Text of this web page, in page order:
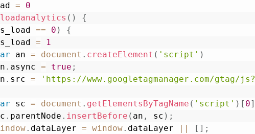
=
0
loadanalytics ( )
{
== 0 )
{
is_load
=
1
an = document . createElement ( 'script' )
an
. async = true ;
an
. src =
'https://www.googletagmanager.com/gtag/js?
sc = document . getElementsByTagName ( 'script' ) [ 0]
sc
. parentNode . insertBefore ( an , sc ) ;
. dataLayer = window. dataLayer || [ ] ;